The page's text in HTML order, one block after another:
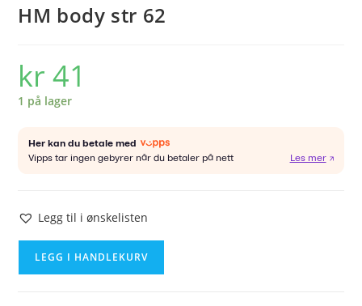
HM body str 62
kr 41
1 på lager
Legg til i ønskelisten
LEGG I HANDLEKURV